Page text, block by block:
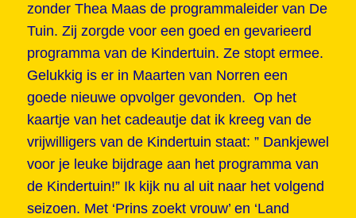
zonder Thea Maas de programmaleider van De
Tuin. Zij zorgde voor een goed en gevarieerd
programma van de Kindertuin. Ze stopt ermee.
Gelukkig is er in Maarten van Norren een
goede nieuwe opvolger gevonden. Op het
kaartje van het cadeautje dat ik kreeg van de
vrijwilligers van de Kindertuin staat: ” Dankjewel
voor je leuke bijdrage aan het programma van
de Kindertuin!” Ik kijk nu al uit naar het volgend
seizoen. Met ‘Prins zoekt vrouw’ en ‘Land